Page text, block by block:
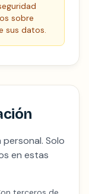
sobre
sus datos.
Solo
en estas